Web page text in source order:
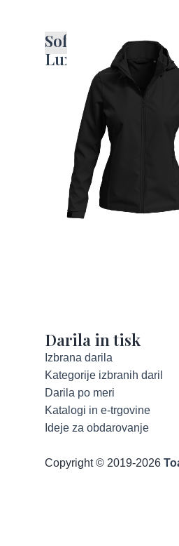
Softshell jakna za
Lux
Darila in tisk
Izbrana darila
Kategorije izbranih daril
Darila po meri
Katalogi in e-trgovine
Ideje za obdarovanje
Copyright © 2019-2026